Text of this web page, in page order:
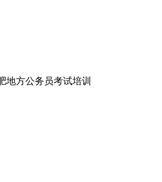
地方公务员考试培训